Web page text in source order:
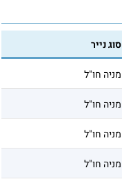
סוג נייר
מניה חו"ל
מניה חו"ל
מניה חו"ל
מניה חו"ל